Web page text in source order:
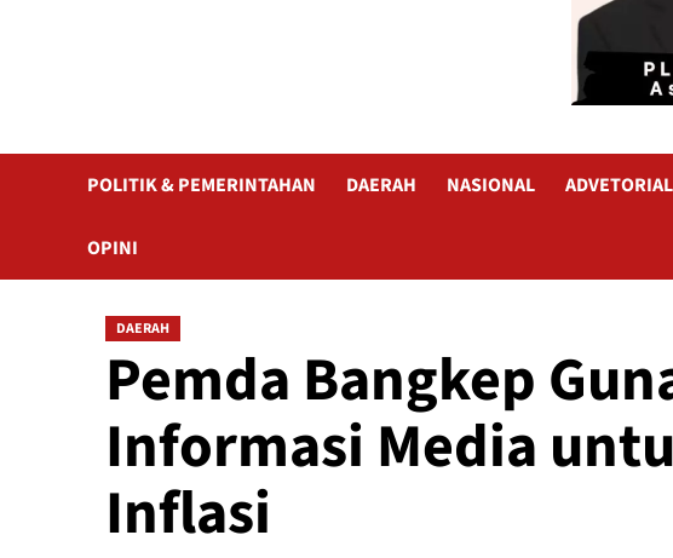
POLITIK & PEMERINTAHAN DAERAH NASIONAL ADVETORIAL
OPINI
DAERAH
Pemda Bangkep
Informasi Media
Inflasi